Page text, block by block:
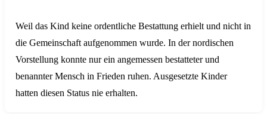
Weil das Kind keine ordentliche Bestattung erhielt und nicht in
die Gemeinschaft aufgenommen wurde. In der nordischen
Vorstellung konnte nur ein angemessen bestatteter und
benannter Mensch in Frieden ruhen. Ausgesetzte Kinder
hatten diesen Status nie erhalten.